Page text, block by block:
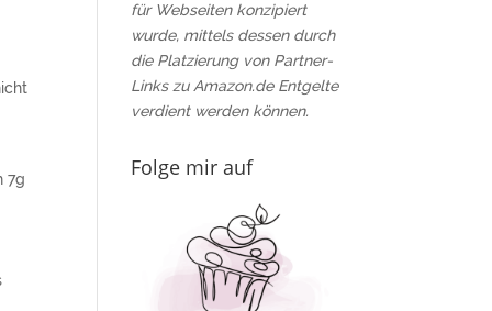
7g
für Webseiten konzipiert
wurde, mittels dessen durch
die Platzierung von Partner-
Links zu Amazon.de Entgelte
verdient werden können.
Folge mir auf